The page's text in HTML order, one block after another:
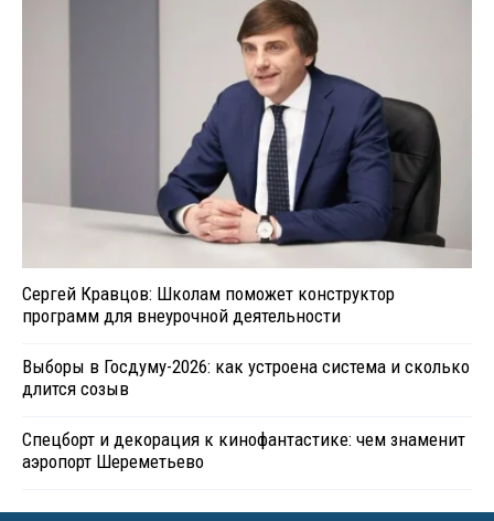
Сергей Кравцов: Школам поможет конструктор
программ для внеурочной деятельности
Выборы в Госдуму-2026: как устроена система и сколько
длится созыв
Спецборт и декорация к кинофантастике: чем знаменит
аэропорт Шереметьево